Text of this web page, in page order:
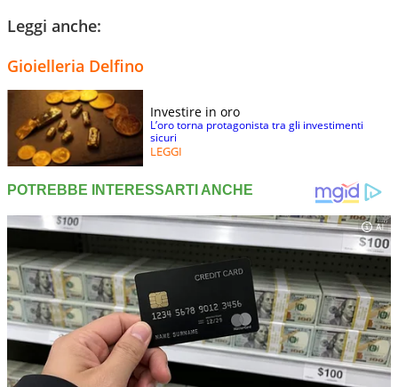
Leggi anche:
Gioielleria Delfino
Investire in oro
L’oro torna protagonista tra gli investimenti
sicuri
LEGGI